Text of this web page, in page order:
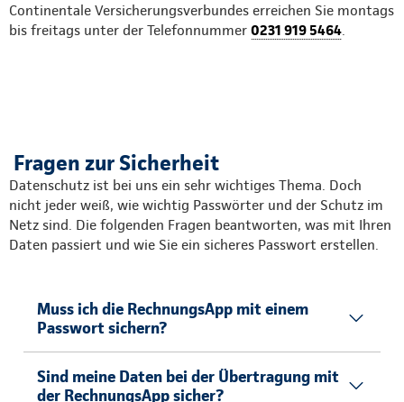
Continentale Versicherungsverbundes erreichen Sie montags
bis freitags unter der Telefonnummer 0231 919 5464.
Fragen zur Sicherheit
Datenschutz ist bei uns ein sehr wichtiges Thema. Doch
nicht jeder weiß, wie wichtig Passwörter und der Schutz im
Netz sind. Die folgenden Fragen beantworten, was mit Ihren
Daten passiert und wie Sie ein sicheres Passwort erstellen.
Muss ich die RechnungsApp mit einem
Passwort sichern?
Sind meine Daten bei der Übertragung mit
der RechnungsApp sicher?